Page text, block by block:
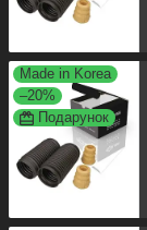
Made in Korea
–20%
Подарунок